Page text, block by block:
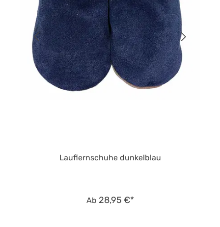
Lauflernschuhe dunkelblau
Ab 28,95 €*